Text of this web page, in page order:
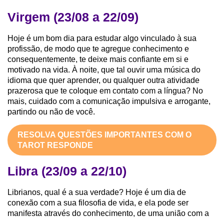
Virgem (23/08 a 22/09)
Hoje é um bom dia para estudar algo vinculado à sua
profissão, de modo que te agregue conhecimento e
consequentemente, te deixe mais confiante em si e
motivado na vida. À noite, que tal ouvir uma música do
idioma que quer aprender, ou qualquer outra atividade
prazerosa que te coloque em contato com a língua? No
mais, cuidado com a comunicação impulsiva e arrogante,
partindo ou não de você.
RESOLVA QUESTÕES IMPORTANTES COM O
TAROT RESPONDE
Libra (23/09 a 22/10)
Librianos, qual é a sua verdade? Hoje é um dia de
conexão com a sua filosofia de vida, e ela pode ser
manifesta através do conhecimento, de uma união com a